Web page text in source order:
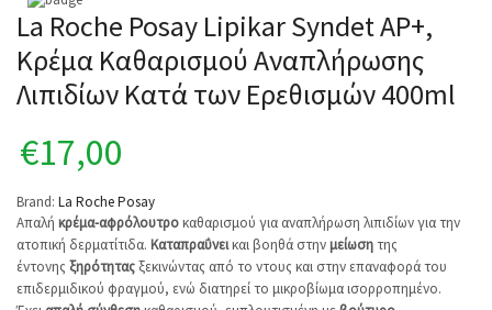
La Roche Posay Lipikar Syndet ΑP+,
Κρέμα Καθαρισμού Αναπλήρωσης
Λιπιδίων Κατά των Ερεθισμών 400ml
€17,00
Brand: La Roche Posay
Aπαλή κρέμα-αφρόλουτροκαθαρισμού για αναπλήρωση λιπιδίων για την
ατοπική δερματίτιδα. Καταπραΰνεικαι βοηθά στηνμείωσητης
έντονης ξηρότηταςξεκινώντας από το ντους και στην επαναφορά του
επιδερμιδικού φραγμού, ενώ διατηρεί το μικροβίωμα ισορροπημένο.